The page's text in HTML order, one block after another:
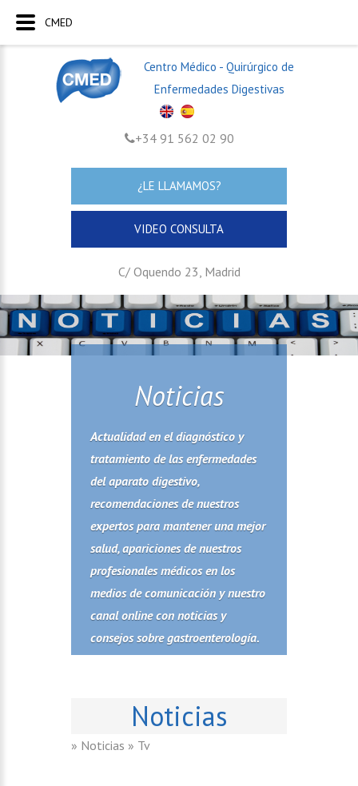
Centro Médico - Quirúrgico de
Enfermedades Digestivas
+34 91 562 02 90
¿LE LLAMAMOS?
VIDEO CONSULTA
C/ Oquendo 23, Madrid
Noticias
Actualidad en el diagnóstico y
tratamiento de las enfermedades
del aparato digestivo,
recomendaciones de nuestros
expertos para mantener una mejor
salud, apariciones de nuestros
profesionales médicos en los
medios de comunicación y nuestro
canal online con noticias y
consejos sobre gastroenterología.
Noticias
» Noticias » Tv
CMED